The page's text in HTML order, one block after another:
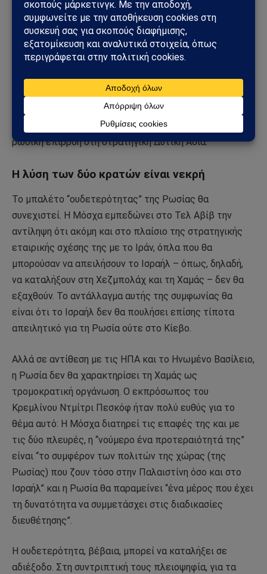
οι Ρώσοι να ασχοληθούν με την Ουκρανία.
Ενώ αυτό θα επισφράγιζε την ήδη συνεχιζόμενη
διαδικασία της Δύσης να πετάξει κάτω από το
λεωφορείο τον ηθοποιό με τις ιδρωμένες μπλούζες
στο Κίεβο, το Κρεμλίνο είναι εξαιρετικά απίθανο να
εμπιστευτεί οποιαδήποτε αμερικανική συμφωνία, και
σίγουρα όχι μια συμφωνία που θα περιθωριοποιούσε τη
ρωσική επιρροή στη στρατηγική Δυτική Ασία.
Η λύση των δύο κρατών είναι νεκρή
Το μπαλέτο “ουδετερότητας” της Ρωσίας θα
συνεχιστεί. Η Μόσχα εμπεδώνει στο Τελ Αβίβ την
αντίληψη ότι ακόμη και στο πλαίσιο της στρατηγικής
εταιρικής σχέσης της με το Ιράν, όπλα που θα
μπορούσαν να απειλήσουν το Ισραήλ – όπως, δηλαδή,
να καταλήξουν στη Χεζμπολάχ και τη Χαμάς – δεν θα
εξαχθούν. Το αντάλλαγμα αυτής της συμφωνίας θα
είναι ότι το Ισραήλ δεν θα πουλήσει επίσης τίποτα
απειλητικό για τη Ρωσία ούτε στο Κίεβο.
Αλλά σε αντίθεση με τις ΗΠΑ και το Ηνωμένο Βασίλειο,
η Ρωσία δεν θα χαρακτηρίσει τη Χαμάς ως
τρομοκρατική οργάνωση. Ο εκπρόσωπος του
Κρεμλίνου Ντμίτρι Πεσκόφ ήταν πολύ ευθύς για το
θέμα αυτό: Η Μόσχα διατηρεί τις επαφές της και με
τις δύο πλευρές, η “νούμερο ένα προτεραιότητά της”
είναι “το συμφέρον των πολιτών της χώρας (της
Ρωσίας) που ζουν τόσο στην Παλαιστίνη όσο και στο
Ισραήλ” και η Ρωσία θα παραμείνει “ένα μέρος που έχει
τη δυνατότητα να συμμετάσχει στις διαδικασίες
διευθέτησης”.
Η ουδετερότητα, βέβαια, μπορεί να καταλήξει σε
αδιέξοδο. Στη συντριπτική τους πλειοψηφία, για τα